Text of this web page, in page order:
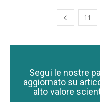
11
Segui le nostre
aggiornato su
alto valore